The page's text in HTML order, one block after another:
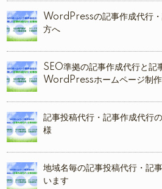
WordPressの記事作成代行・
方へ
SEO準拠の記事作成代行と記
WordPressホームページ制作
記事投稿代行・記事作成代
様
地域名毎の記事投稿代行・記
います